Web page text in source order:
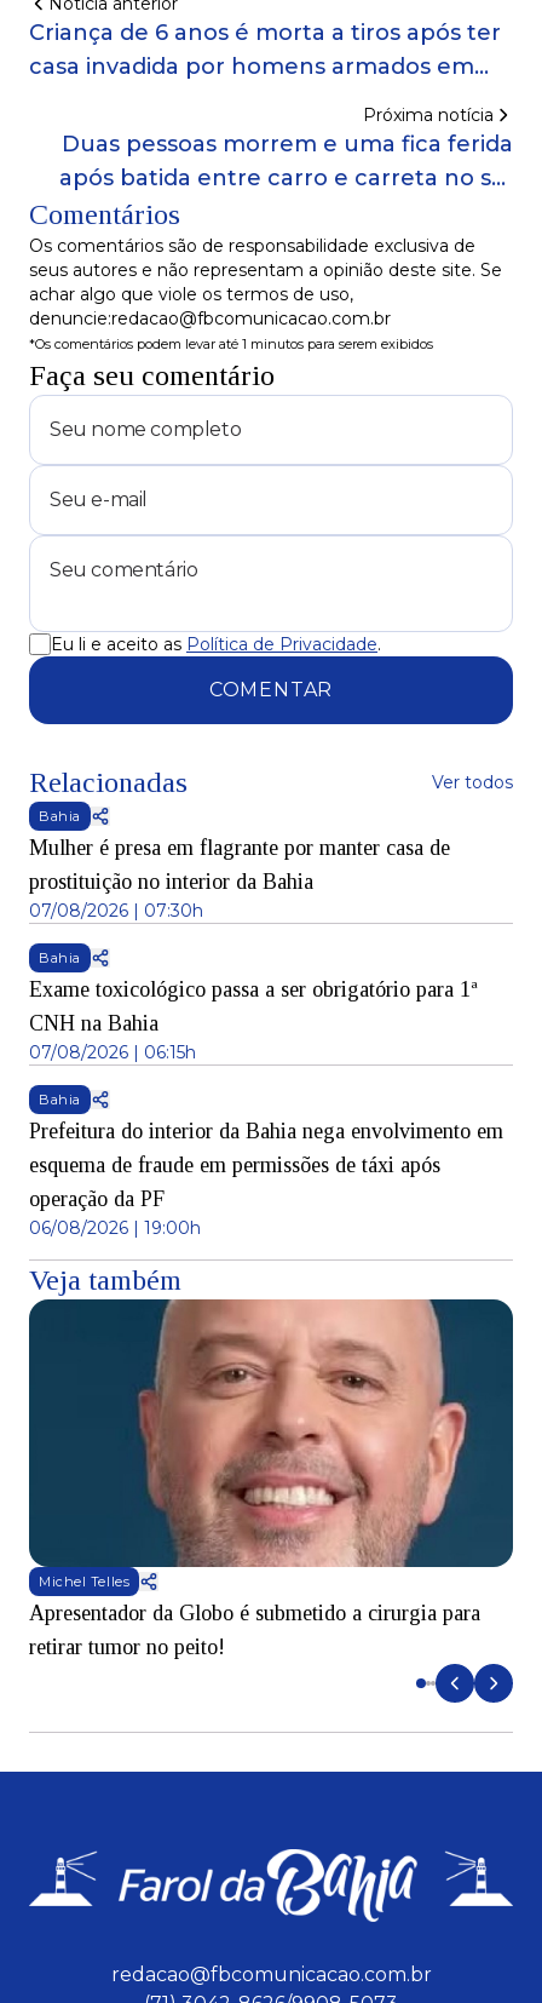
Criança de 6 anos é morta a tiros após ter
casa invadida por homens armados em
Próxima notícia
Duas pessoas morrem e uma fica ferida
após batida entre carro e carreta no sul
Comentários
Os comentários são de responsabilidade exclusiva de
seus autores e não representam a opinião deste site. Se
achar algo que viole os termos de uso,
denuncie:redacao@fbcomunicacao.com.br
*Os comentários podem levar até 1 minutos para serem exibidos
Faça seu comentário
Eu li e aceito as Política de Privacidade.
COMENTAR
Relacionadas Ver todos
Bahia
Mulher é presa em flagrante por manter casa de
prostituição no interior da Bahia
07/08/2026 | 07:30h
Bahia
Exame toxicológico passa a ser obrigatório para 1ª
CNH na Bahia
07/08/2026 | 06:15h
Bahia
Prefeitura do interior da Bahia nega envolvimento em
esquema de fraude em permissões de táxi após
operação da PF
06/08/2026 | 19:00h
Veja também
Michel Telles
Apresentador da Globo é submetido a cirurgia para
retirar tumor no peito!
redacao@fbcomunicacao.com.br